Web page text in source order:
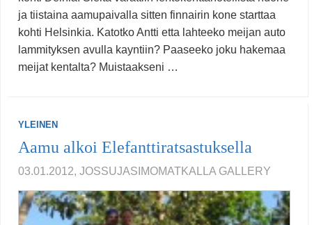
ja tiistaina aamupaivalla sitten finnairin kone starttaa
kohti Helsinkia. Katotko Antti etta lahteeko meijan auto
lammityksen avulla kayntiin? Paaseeko joku hakemaa
meijat kentalta? Muistaakseni …
YLEINEN
Aamu alkoi Elefanttiratsastuksella
03.01.2012, JOSSUJASIMOMATKALLA GALLERY